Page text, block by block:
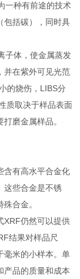
一种有前途的技术
包括碳），同时具
子体，使金属蒸发
并在紫外可见光范
的烧伤，LIBS分
质取决于样品表面
磨金属样品。
含有高水平合金化
这些合金是不锈
合金。
XRF仍然可以提供
结果对样品尺
毫米的小样本。单
产品的质量和成本